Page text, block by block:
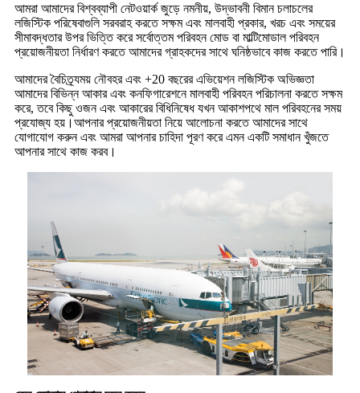
আমরা আমাদের বিশ্বব্যাপী নেটওয়ার্ক জুড়ে নমনীয়, উদ্ভাবনী বিমান চলাচলের
লজিস্টিক পরিষেবাগুলি সরবরাহ করতে সক্ষম এবং মালবাহী প্রকার, খরচ এবং সময়ের
সীমাবদ্ধতার উপর ভিত্তি করে সর্বোত্তম পরিবহন মোড বা মাল্টিমোডাল পরিবহন
প্রয়োজনীয়তা নির্ধারণ করতে আমাদের গ্রাহকদের সাথে ঘনিষ্ঠভাবে কাজ করতে পারি।
আমাদের বৈচিত্র্যময় নৌবহর এবং +20 বছরের এভিয়েশন লজিস্টিক অভিজ্ঞতা
আমাদের বিভিন্ন আকার এবং কনফিগারেশনে মালবাহী পরিবহন পরিচালনা করতে সক্ষম
করে, তবে কিছু ওজন এবং আকারের বিধিনিষেধ যখন আকাশপথে মাল পরিবহনের সময়
প্রযোজ্য হয়।আপনার প্রয়োজনীয়তা নিয়ে আলোচনা করতে আমাদের সাথে
যোগাযোগ করুন এবং আমরা আপনার চাহিদা পূরণ করে এমন একটি সমাধান খুঁজতে
আপনার সাথে কাজ করব।